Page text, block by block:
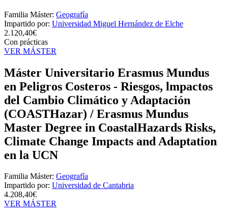
Familia Máster: Geografía
Impartido por: Universidad Miguel Hernández de Elche
2.120,40€
Con prácticas
VER MÁSTER
Máster Universitario Erasmus Mundus
en Peligros Costeros - Riesgos, lmpactos
del Cambio Climático y Adaptación
(COASTHazar) / Erasmus Mundus
Master Degree in CoastalHazards Risks,
Climate Change Impacts and Adaptation
en la UCN
Familia Máster: Geografía
Impartido por: Universidad de Cantabria
4.208,40€
VER MÁSTER